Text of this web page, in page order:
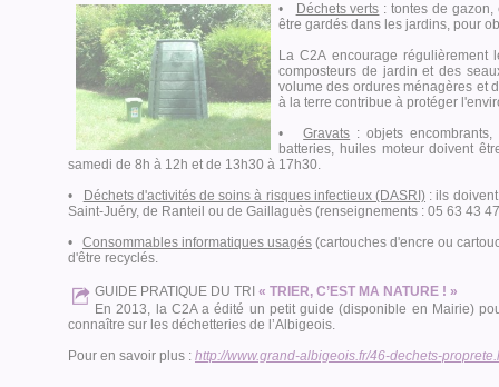
• Déchets verts : tontes de
être gardés dans les jardins, pour
La C2A encourage régulièrement
composteurs de jardin et des
volume des ordures ménagères et
à la terre contribue à protéger
•Gravats : objets
batteries, huiles moteur doivent
samedi de 8h à 12h et de 13h30 à 17h30.
•
Déchets d'activités de soins à risques infectieux (DASRI) : ils
Saint-Juéry, de Ranteil ou de Gaillaguès (renseignements : 05 63 43
• Consommables informatiques usagés (cartouches d'encre ou
d'être recyclés.
GUIDE PRATIQUE DU TRI « TRIER, C’EST MA NATURE ! »
En 2013, la C2A a édité un petit guide (disponible en Mairie)
connaître sur les déchetteries de l’Albigeois.
Pour en savoir plus : http://www.grand-albigeois.fr/46-dechets-